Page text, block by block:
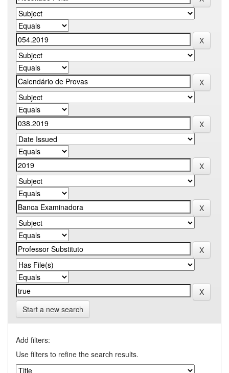
Start a new search
Add filters:
Use filters to refine the search results.